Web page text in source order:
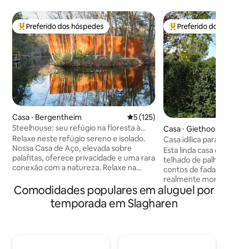
Entre os melhores preferidos dos hóspedes
Preferido dos hóspedes
Casa ⋅ Bergentheim 5 de uma avaliação média de
5 (125)
Steelhouse: seu refúgio na floresta à
beira do lago
Relaxe neste refúgio sereno e isolado.
Nossa Casa de Aço, elevada sobre
palafitas, oferece privacidade e uma rara
conexão com a natureza. Relaxe na
ponto mais alto sobre a água, uma área
de estar com um fogão a lenha de 360º
mantém você aconchegante. Aproveite
Entre os
Preferido dos
Casa ⋅ Giethoorn
Casa idílica para
Esta linda casa
telhado de palha
contos de fadas!
realmente
Giethoorn. (Norte) Os barcos podem
alugados dos
podem ser
Comodidades populares em aluguel por
temporada em Slagharen